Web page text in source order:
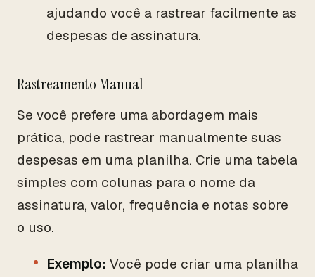
ajudando você a rastrear facilmente as
despesas de assinatura.
Rastreamento Manual
Se você prefere uma abordagem mais
prática, pode rastrear manualmente suas
despesas em uma planilha. Crie uma tabela
simples com colunas para o nome da
assinatura, valor, frequência e notas sobre
o uso.
Exemplo: Você pode criar uma planilha